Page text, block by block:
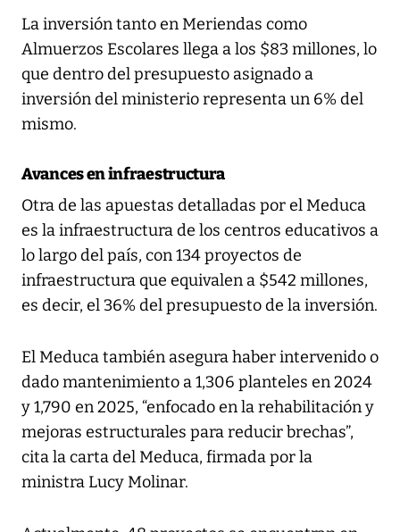
La inversión tanto en Meriendas como
Almuerzos Escolares llega a los $83 millones, lo
que dentro del presupuesto asignado a
inversión del ministerio representa un 6% del
mismo.
Avances en infraestructura
Otra de las apuestas detalladas por el Meduca
es la infraestructura de los centros educativos a
lo largo del país, con 134 proyectos de
infraestructura que equivalen a $542 millones,
es decir, el 36% del presupuesto de la inversión.
El Meduca también asegura haber intervenido o
dado mantenimiento a 1,306 planteles en 2024
y 1,790 en 2025, “enfocado en la rehabilitación y
mejoras estructurales para reducir brechas”,
cita la carta del Meduca, firmada por la
ministra Lucy Molinar.